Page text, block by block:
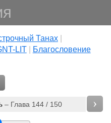
Танах|
LIT|
Благословение
– Глава 144 / 150 ›